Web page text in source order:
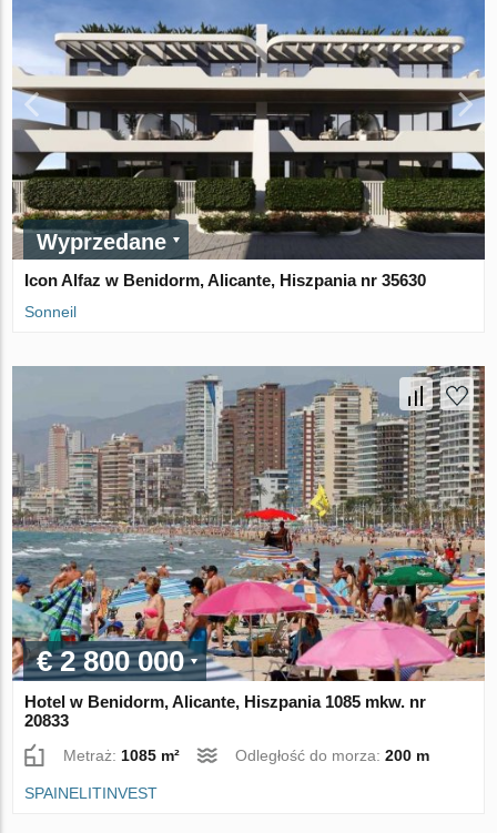
Wyprzedane
Icon Alfaz w Benidorm, Alicante, Hiszpania nr 35630
Sonneil
€ 2 800 000
Hotel w Benidorm, Alicante, Hiszpania 1085 mkw. nr
20833
Metraż: 1085 m² Odległość do morza:200 m
SPAINELITINVEST